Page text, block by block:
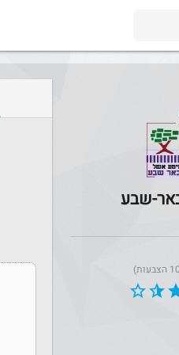
שבע
star_half
star_border